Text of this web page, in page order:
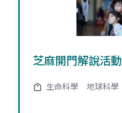
芝麻開門解說活動
生命科學 地球科學